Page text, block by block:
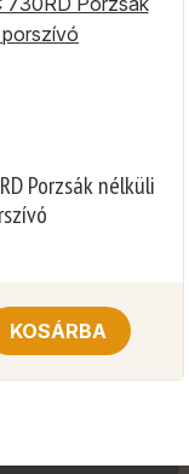
Porzsák nélküli
KOSÁRBA